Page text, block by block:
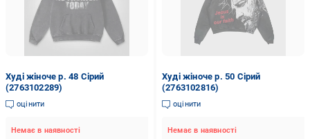
Худі жіноче р. 48 Сірий
(2763102289)
оцінити
Немає в наявності
Худі жіноче р. 50 Сірий
(2763102816)
оцінити
Немає в наявності